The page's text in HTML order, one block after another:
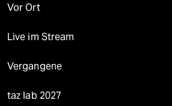
Vor Ort
Live im Stream
Vergangene
taz lab 2027